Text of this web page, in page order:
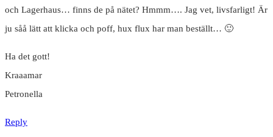
och Lagerhaus… finns de på nätet? Hmmm…. Jag vet, livsfarligt! Är
ju såå lätt att klicka och poff, hux flux har man beställt… 🙂
Ha det gott!
Kraaamar
Petronella
Reply